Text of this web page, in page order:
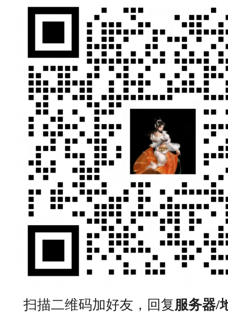
扫描二维码加好友，回复服务器/